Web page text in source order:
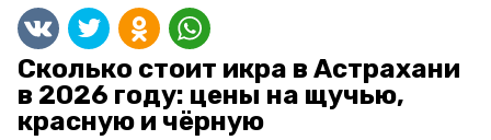
Сколько стоит икра в Астрахани
в 2026 году: цены на щучью,
красную и чёрную